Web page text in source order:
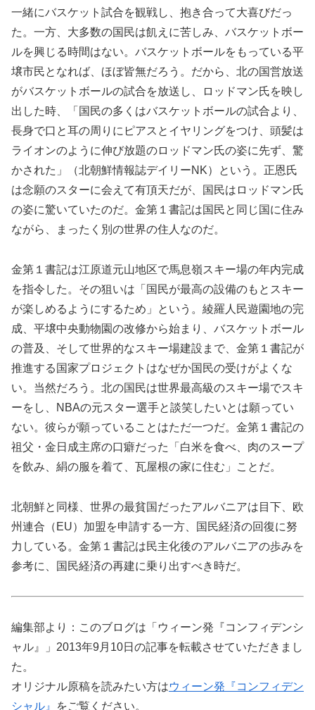
一緒にバスケット試合を観戦し、抱き合って大喜びだっ
た。一方、大多数の国民は飢えに苦しみ、バスケットボー
ルを興じる時間はない。バスケットボールをもっている平
壌市民となれば、ほぼ皆無だろう。だから、北の国営放送
がバスケットボールの試合を放送し、ロッドマン氏を映し
出した時、「国民の多くはバスケットボールの試合より、
長身で口と耳の周りにピアスとイヤリングをつけ、頭髪は
ライオンのように伸び放題のロッドマン氏の姿に先ず、驚
かされた」（北朝鮮情報誌デイリーNK）という。正恩氏
は念願のスターに会えて有頂天だが、国民はロッドマン氏
の姿に驚いていたのだ。金第１書記は国民と同じ国に住み
ながら、まったく別の世界の住人なのだ。
金第１書記は江原道元山地区で馬息嶺スキー場の年内完成
を指令した。その狙いは「国民が最高の設備のもとスキー
が楽しめるようにするため」という。綾羅人民遊園地の完
成、平壌中央動物園の改修から始まり、バスケットボール
の普及、そして世界的なスキー場建設まで、金第１書記が
推進する国家プロジェクトはなぜか国民の受けがよくな
い。当然だろう。北の国民は世界最高級のスキー場でスキ
ーをし、NBAの元スター選手と談笑したいとは願ってい
ない。彼らが願っていることはただ一つだ。金第１書記の
祖父・金日成主席の口癖だった「白米を食べ、肉のスープ
を飲み、絹の服を着て、瓦屋根の家に住む」ことだ。
北朝鮮と同様、世界の最貧国だったアルバニアは目下、欧
州連合（EU）加盟を申請する一方、国民経済の回復に努
力している。金第１書記は民主化後のアルバニアの歩みを
参考に、国民経済の再建に乗り出すべき時だ。
編集部より：このブログは「ウィーン発『コンフィデンシ
ャル』」2013年9月10日の記事を転載させていただきまし
た。
オリジナル原稿を読みたい方はウィーン発『コンフィデン
シャル』
をご覧ください。